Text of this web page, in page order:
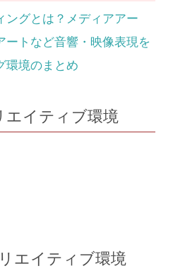
ングとは？メディアアー
ートなど音響・映像表現を
環境のまとめ
エイティブ環境
エイティブ環境